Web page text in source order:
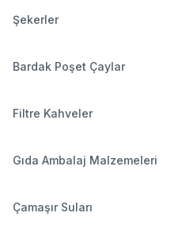
Şekerler
Bardak Poşet Çaylar
Filtre Kahveler
Gıda Ambalaj Malzemeleri
Çamaşır Suları